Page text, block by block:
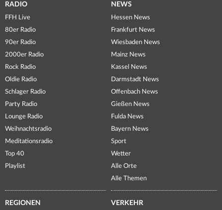
RADIO
FFH Live
80er Radio
90er Radio
2000er Radio
Rock Radio
Oldie Radio
Schlager Radio
Party Radio
Lounge Radio
Weihnachtsradio
Meditationsradio
Top 40
Playlist
NEWS
Hessen News
Frankfurt News
Wiesbaden News
Mainz News
Kassel News
Darmstadt News
Offenbach News
Gießen News
Fulda News
Bayern News
Sport
Wetter
Alle Orte
Alle Themen
REGIONEN VERKEHR